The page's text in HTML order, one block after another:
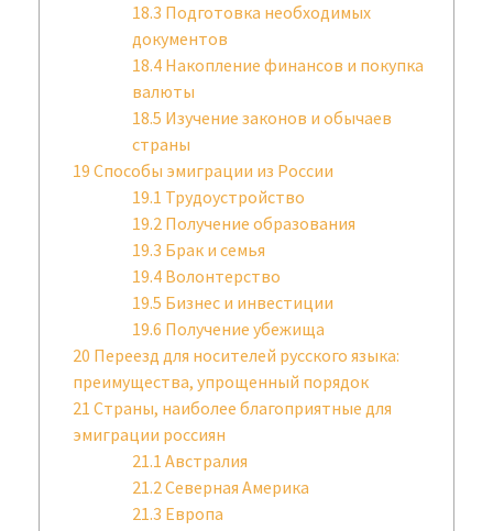
18.3 Подготовка необходимых
документов
18.4 Накопление финансов и покупка
валюты
18.5 Изучение законов и обычаев
страны
19 Способы эмиграции из России
19.1 Трудоустройство
19.2 Получение образования
19.3 Брак и семья
19.4 Волонтерство
19.5 Бизнес и инвестиции
19.6 Получение убежища
20 Переезд для носителей русского языка:
преимущества, упрощенный порядок
21 Страны, наиболее благоприятные для
эмиграции россиян
21.1 Австралия
21.2Северная Америка
21.3 Европа